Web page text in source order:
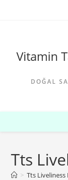
Vitamin
DOĞAL
Tts
> Tts Liveliness